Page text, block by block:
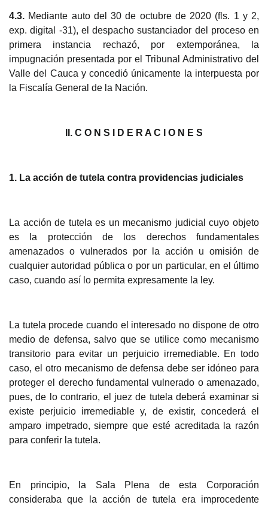
4.3. Mediante auto del 30 de octubre de 2020 (fls. 1 y 2,
exp. digital -31), el despacho sustanciador del proceso en
primera instancia rechazó, por extemporánea, la
impugnación presentada por el Tribunal Administrativo del
Valle del Cauca y concedió únicamente la interpuesta por
la Fiscalía General de la Nación.
II. C O N S I D E R A C I O N E S
1. La acción de tutela contra providencias judiciales
La acción de tutela es un mecanismo judicial cuyo objeto
es la protección de los derechos fundamentales
amenazados o vulnerados por la acción u omisión de
cualquier autoridad pública o por un particular, en el último
caso, cuando así lo permita expresamente la ley.
La tutela procede cuando el interesado no dispone de otro
medio de defensa, salvo que se utilice como mecanismo
transitorio para evitar un perjuicio irremediable. En todo
caso, el otro mecanismo de defensa debe ser idóneo para
proteger el derecho fundamental vulnerado o amenazado,
pues, de lo contrario, el juez de tutela deberá examinar si
existe perjuicio irremediable y, de existir, concederá el
amparo impetrado, siempre que esté acreditada la razón
para conferir la tutela.
En principio, la Sala Plena de esta Corporación
consideraba que la acción de tutela era improcedente